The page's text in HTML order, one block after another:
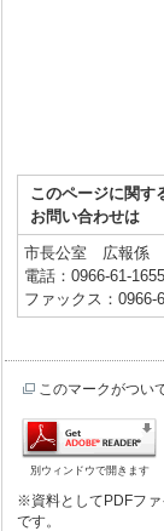
このページに関す
お問い合わせは
市長公室 広報係
電話：0966-61-1655
ファックス：0966-
このマークがつい
別ウィンドウで開きます
※資料としてPDFファ
です。